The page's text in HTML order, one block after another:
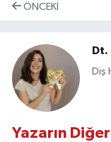
ÖNCEKI
Dt.
Diş
Yazarın Diğer